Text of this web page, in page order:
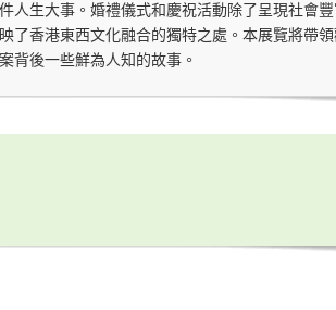
人生大事。婚禮儀式和慶祝活動除了呈現社會
了香港東西文化融合的獨特之處。本展覽將帶
背後一些鮮為人知的故事。